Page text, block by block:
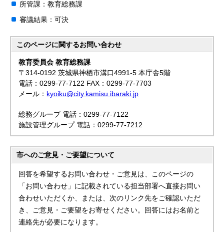
所管課：教育総務課
審議結果：可決
このページに関するお問い合わせ
教育委員会 教育総務課
〒314-0192 茨城県神栖市溝口4991-5 本庁舎5階
電話：0299-77-7122 FAX：0299-77-7703
メール： kyoiku@city.kamisu.ibaraki.jp
総務グループ 電話：0299-77-7122
施設管理グループ 電話：0299-77-7212
市へのご意見・ご要望について
回答を希望するお問い合わせ・ご意見は、このページの
「お問い合わせ」に記載されている担当部署へ直接お問い
合わせいただくか、または、次のリンク先をご確認いただ
き、ご意見・ご要望をお寄せください。回答にはお名前と
連絡先が必要になります。